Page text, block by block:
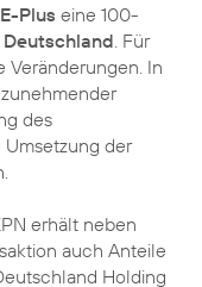
E-Plus eine 100-
. Für
Veränderungen. In
des
der
erhält neben
auch Anteile
Holding